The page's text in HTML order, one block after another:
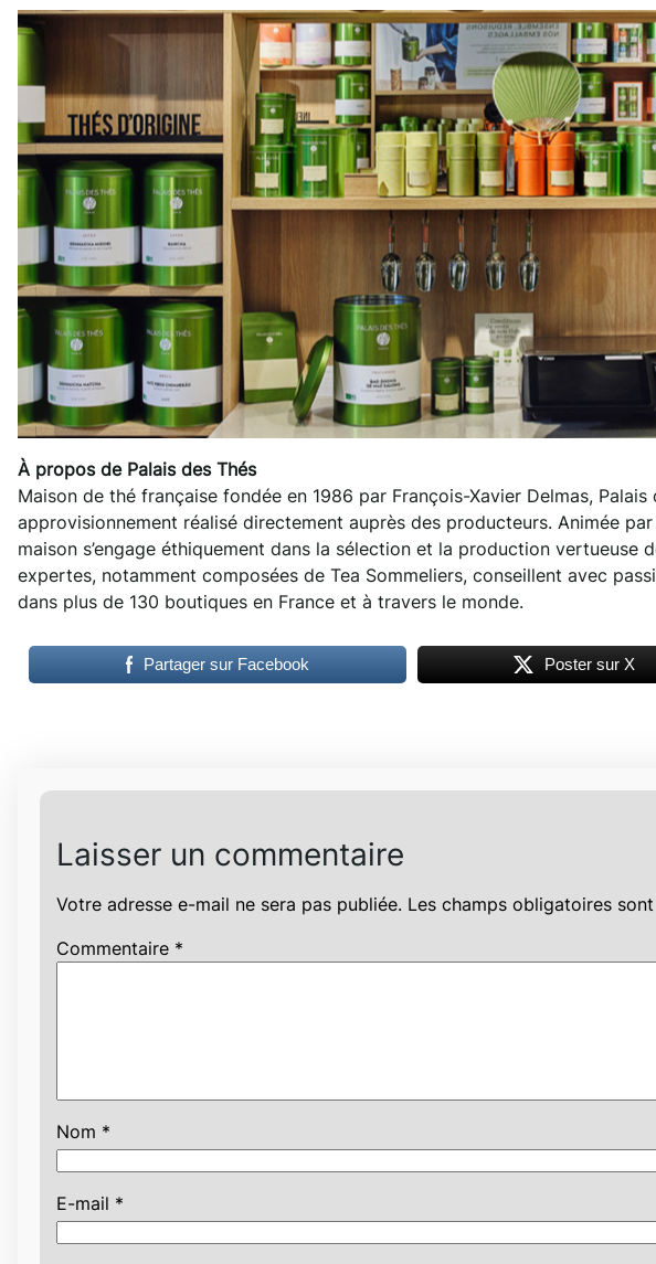
À propos de Palais des Thés
Maison de thé française fondée en 1986 par François-Xavier Delmas,
approvisionnement réalisé directement auprès des producteurs. Animée
maison s’engage éthiquement dans la sélection et la production vertueuse
expertes, notamment composées de Tea Sommeliers, conseillent avec
dans plus de 130 boutiques en France et à travers le monde.
Partager sur Facebook Poster sur X
Laisser un commentaire
Votre adresse e-mail ne sera pas publiée. Les champs obligatoires
Commentaire *
Nom *
E-mail *